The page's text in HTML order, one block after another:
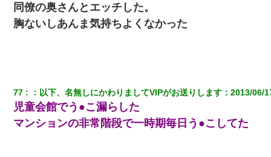
同僚の奥さんとエッチした。
胸ないしあんま気持ちよくなかった
77 ： 以下、名無しにかわりましてVIPがお送りします ：2013/06/
児童会館でう●こ漏らした
マンションの非常階段で一時期毎日う●こしてた